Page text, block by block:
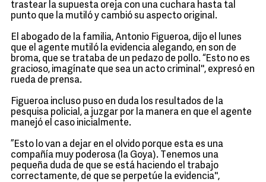
trastear la supuesta oreja con una cuchara hasta tal
punto que la mutiló y cambió su aspecto original.
El abogado de la familia, Antonio Figueroa, dijo el lunes
que el agente mutiló la evidencia alegando, en son de
broma, que se trataba de un pedazo de pollo. “Esto no es
gracioso, imagínate que sea un acto criminal'', expresó en
rueda de prensa.
Figueroa incluso puso en duda los resultados de la
pesquisa policial, a juzgar por la manera en que el agente
manejó el caso inicialmente.
”Esto lo van a dejar en el olvido porque esta es una
compañía muy poderosa (la Goya). Tenemos una
pequeña duda de que se está haciendo el trabajo
correctamente, de que se perpetúe la evidencia'',